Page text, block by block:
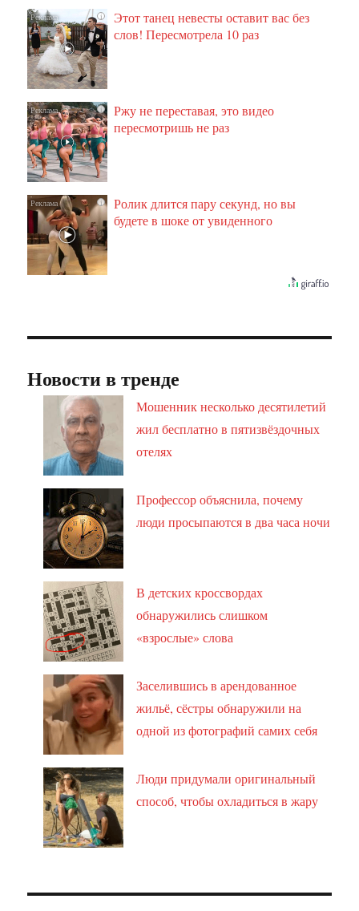
i
Этот танец невесты оставит вас без
слов! Пересмотрела 10 раз
i
Ржу не переставая, это видео
пересмотришь не раз
i
Ролик длится пару секунд, но вы
будете в шоке от увиденного
Новости в тренде
Мошенник несколько десятилетий
жил бесплатно в пятизвёздочных
отелях
Профессор объяснила, почему
люди просыпаются в два часа ночи
В детских кроссвордах
обнаружились слишком
«взрослые» слова
Заселившись в арендованное
жильё, сёстры обнаружили на
одной из фотографий самих себя
Люди придумали оригинальный
способ, чтобы охладиться в жару